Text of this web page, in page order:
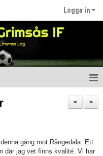
Logga in
>
<
gång mot Rångedala. Ett
där jag vet finns kvalité. Vi har